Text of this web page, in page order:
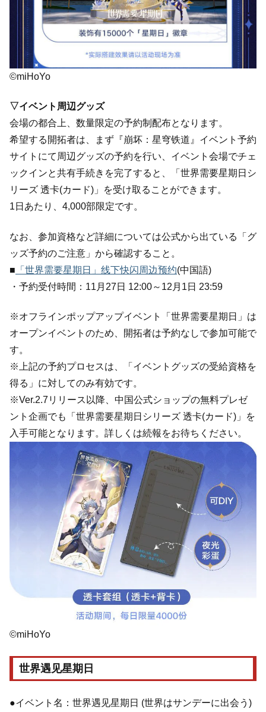
©miHoYo
▽イベント周辺グッズ
会場の都合上、数量限定の予約制配布となります。
希望する開拓者は、まず『崩坏：星穹铁道』イベント予約
サイトにて周辺グッズの予約を行い、イベント会場でチェ
ックインと共有手続きを完了すると、「世界需要星期日シ
リーズ 透卡(カード)」を受け取ることができます。
1日あたり、4,000部限定です。
なお、参加資格など詳細については公式から出ている「グ
ッズ予約のご注意」から確認すること。
■ 「世界需要星期日」线下快闪周边预约(中国語)
・予約受付時間：11月27日 12:00～12月1日 23:59
※オフラインポップアップイベント「世界需要星期日」は
オープンイベントのため、開拓者は予約なしで参加可能で
す。
※上記の予約プロセスは、「イベントグッズの受給資格を
得る」に対してのみ有効です。
※Ver.2.7リリース以降、中国公式ショップの無料プレゼ
ント企画でも「世界需要星期日シリーズ 透卡(カード)」を
入手可能となります。詳しくは続報をお待ちください。
©miHoYo
世界遇见星期日
●イベント名：世界遇见星期日 (世界はサンデーに出会う)